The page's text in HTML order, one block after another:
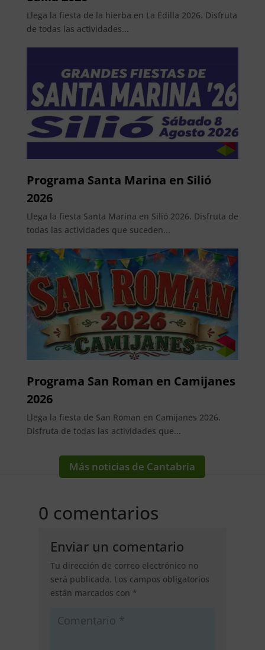
Llega la fiesta de la hierba en La Edilla 2026. Disfruta
de todas las actividades...
Programa Santa Marina en Silió
2026
Llega la fiesta Santa Marina en Silió 2026. Disfruta de
todas las actividades que suceden...
Programa San Roman en Camijanes
2026
Llega la fiesta de San Roman en Camijanes 2026.
Disfruta de todas las actividades que...
Más noticias de Cantabria
0 comentarios
Enviar un comentario
Tu dirección de correo electrónico no
será publicada. Los campos obligatorios
están marcados con *